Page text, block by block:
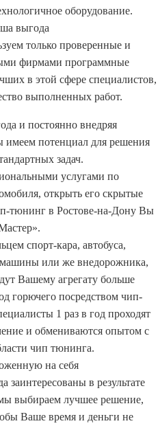
оборудование.
выгода
только проверенные и
фирмами программные
в этой сфере специалистов,
выполненных работ.
и постоянно внедряя
потенциал для решения
задач.
услугами по
открыть его скрытые
тюнинг в Ростове-на-Дону Вы
спорт-кара, автобуса,
машины или же внедорожника,
Вашему агрегату больше
горючего посредством чип-
1 раз в год проходят
и обмениваются опытом с
чип тюнинга.
на себя
заинтересованы в результате
выбираем лучшее решение,
Ваше время и деньги не